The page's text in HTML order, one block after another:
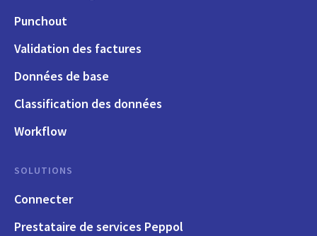
Punchout
Validation des factures
Données de base
Classification des données
Workflow
SOLUTIONS
Connecter
Prestataire de services Peppol